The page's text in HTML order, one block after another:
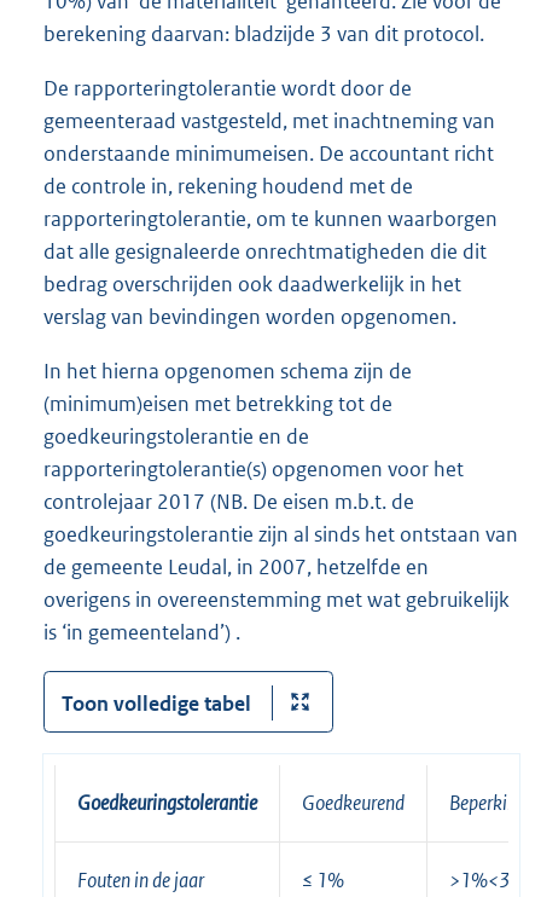
berekening daarvan: bladzijde 3 van dit protocol.
De rapporteringtolerantie wordt door de
gemeenteraad vastgesteld, met inachtneming van
onderstaande minimumeisen. De accountant richt
de controle in, rekening houdend met de
rapporteringtolerantie, om te kunnen waarborgen
dat alle gesignaleerde onrechtmatigheden die dit
bedrag overschrijden ook daadwerkelijk in het
verslag van bevindingen worden opgenomen.
In het hierna opgenomen schema zijn de
(minimum)eisen met betrekking tot de
goedkeuringstolerantie en de
rapporteringtolerantie(s) opgenomen voor het
controlejaar 2017 (NB. De eisen m.b.t. de
goedkeuringstolerantie zijn al sinds het ontstaan van
de gemeente Leudal, in 2007, hetzelfde en
overigens in overeenstemming met wat gebruikelijk
is ‘in gemeenteland’) .
Toon volledige tabel
Goedkeuringstolerantie Goedkeurend Beperking
Fouten in de jaar
≤ 1% >1%<3%